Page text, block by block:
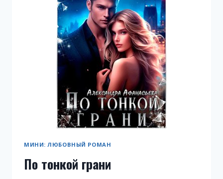
МИНИ: ЛЮБОВНЫЙ РОМАН
По тонкой грани